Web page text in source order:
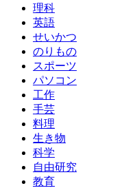
理科
英語
せいかつ
のりもの
スポーツ
パソコン
工作
手芸
料理
生き物
科学
自由研究
教育